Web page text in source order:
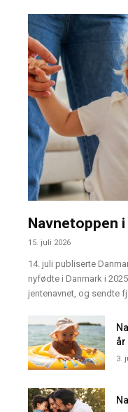
Navnetoppen
15. juli 2026
14. juli publiserte
nyfødte i Danmark i
jentenavnet, og sendte
år
3.